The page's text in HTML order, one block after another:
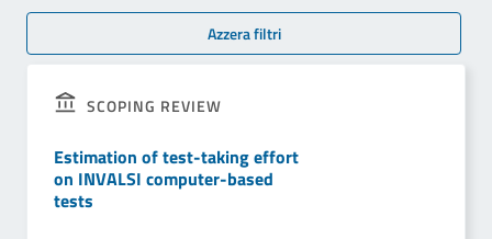
Azzera filtri
SCOPING REVIEW
Estimation of test-taking effort
on INVALSI computer-based
tests